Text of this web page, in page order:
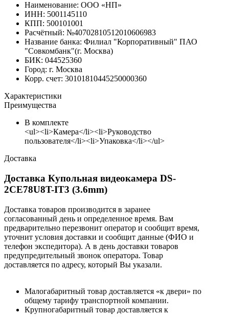
Наименование: ООО «НП»
ИНН: 5001145110
КПП: 500101001
Расчётный: №40702810512010606983
Название банка: Филиал "Корпоративный" ПАО
"Совкомбанк"(г. Москва)
БИК: 044525360
Город: г. Москва
Корр. счет: 30101810445250000360
Характеристики
Преимущества
В комплекте
<ul><li>Камера</li><li>Руководство
пользователя</li><li>Упаковка</li></ul>
Доставка
Доставка Купольная видеокамера DS-
2CE78U8T-IT3 (3.6mm)
Доставка товаров производится в заранее
согласованный день и определенное время. Вам
предварительно перезвонит оператор и сообщит время,
уточнит условия доставки и сообщит данные (ФИО и
телефон экспедитора). А в день доставки товаров
предупредительный звонок оператора. Товар
доставляется по адресу, который Вы указали.
Малогабаритный товар доставляется «к двери» по
общему тарифу транспортной компании.
Крупногабаритный товар доставляется к